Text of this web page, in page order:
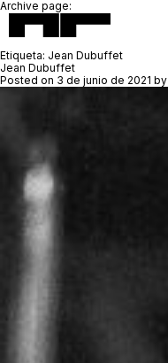
Archive page:
Etiqueta: Jean Dubuffet
Jean Dubuffet
Posted on 3 de junio de 2021 by